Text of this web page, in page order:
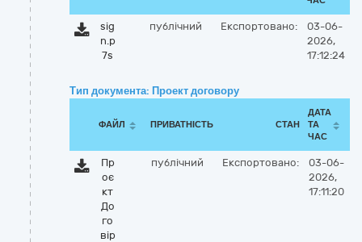
sig
n.p
7s
публічний Експортовано:
03-06-
2026,
17:12:24
Тип документа: Проект договору
ФАЙЛ ПРИВАТНІСТЬ СТАН
ДАТА
ТА
ЧАС
Пр
оє
кт
До
го
вір
публічний Експортовано:
03-06-
2026,
17:11:20